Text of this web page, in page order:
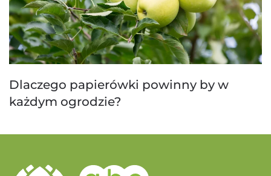
Dlaczego papierówki powinny by w
każdym ogrodzie?